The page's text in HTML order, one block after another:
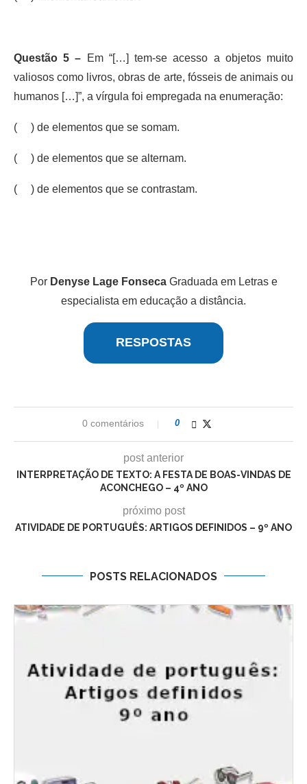
Questão 5 – Em “[…] tem-se acesso a objetos muito
valiosos como livros, obras de arte, fósseis de animais ou
humanos […]”, a vírgula foi empregada na enumeração:
( ) de elementos que se somam.
( ) de elementos que se alternam.
( ) de elementos que se contrastam.
Por Denyse Lage Fonseca Graduada em Letras e
especialista em educação a distância.
RESPOSTAS
0 comentários 0
post anterior
INTERPRETAÇÃO DE TEXTO: A FESTA DE BOAS-VINDAS DE
ACONCHEGO – 4º ANO
próximo post
ATIVIDADE DE PORTUGUÊS: ARTIGOS DEFINIDOS – 9º ANO
POSTS RELACIONADOS